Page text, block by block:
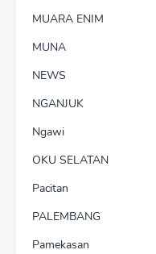
MUARA ENIM
MUNA
NEWS
NGANJUK
Ngawi
OKU SELATAN
Pacitan
PALEMBANG
Pamekasan